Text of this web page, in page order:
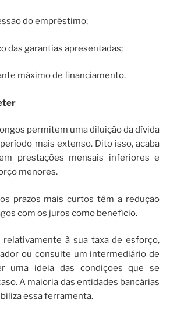
do empréstimo;
das garantias apresentadas;
máximo de financiamento.
permitem uma diluição da dívida
mais extenso. Dito isso, acaba
prestações mensais inferiores e
menores.
prazos mais curtos têm a redução
com os juros como benefício.
relativamente à sua taxa de esforço,
ou consulte um intermediário de
uma ideia das condições que se
A maioria das entidades bancárias
essa ferramenta.